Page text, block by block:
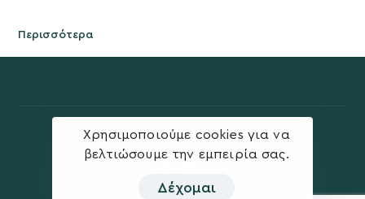
Περισσότερα
Χρησιμοποιούμε cookies για να
βελτιώσουμε την εμπειρία σας.
Δέχομαι